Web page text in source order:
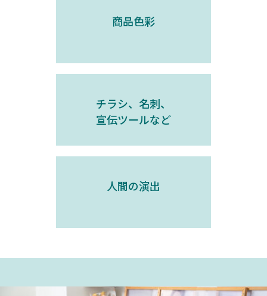
商品色彩
チラシ、名刺、
宣伝ツールなど
人間の演出